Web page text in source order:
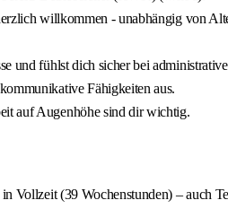
willkommen - unabhängig von
und fühlst dich sicher bei
Fähigkeiten aus.
auf Augenhöhe sind dir wichtig.
Vollzeit (39 Wochenstunden) – auch